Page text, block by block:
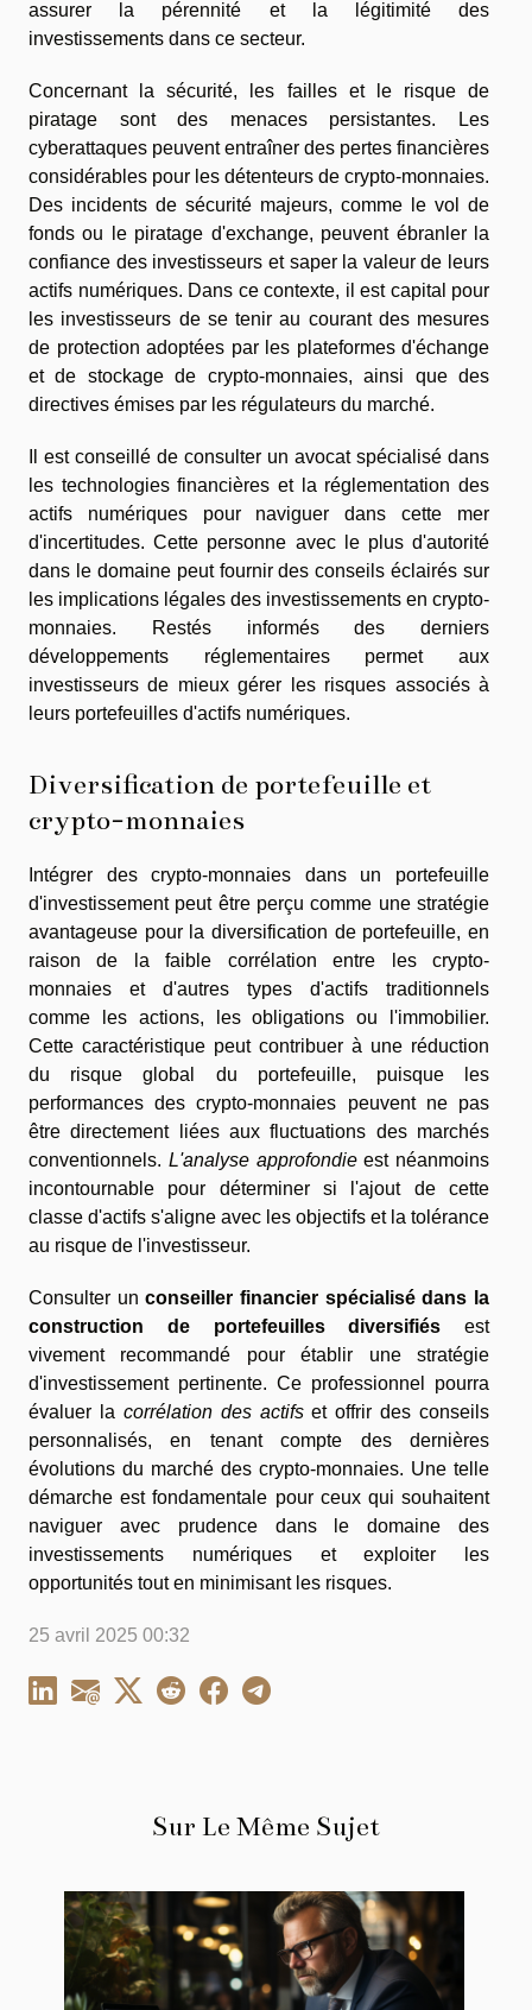
assurer la pérennité et la légitimité des
investissements dans ce secteur.
Concernant la sécurité, les failles et le risque de
piratage sont des menaces persistantes. Les
cyberattaques peuvent entraîner des pertes financières
considérables pour les détenteurs de crypto-monnaies.
Des incidents de sécurité majeurs, comme le vol de
fonds ou le piratage d'exchange, peuvent ébranler la
confiance des investisseurs et saper la valeur de leurs
actifs numériques. Dans ce contexte, il est capital pour
les investisseurs de se tenir au courant des mesures
de protection adoptées par les plateformes d'échange
et de stockage de crypto-monnaies, ainsi que des
directives émises par les régulateurs du marché.
Il est conseillé de consulter un avocat spécialisé dans
les technologies financières et la réglementation des
actifs numériques pour naviguer dans cette mer
d'incertitudes. Cette personne avec le plus d'autorité
dans le domaine peut fournir des conseils éclairés sur
les implications légales des investissements en crypto-
monnaies. Restés informés des derniers
développements réglementaires permet aux
investisseurs de mieux gérer les risques associés à
leurs portefeuilles d'actifs numériques.
Diversification de portefeuille et
crypto-monnaies
Intégrer des crypto-monnaies dans un portefeuille
d'investissement peut être perçu comme une stratégie
avantageuse pour la diversification de portefeuille, en
raison de la faible corrélation entre les crypto-
monnaies et d'autres types d'actifs traditionnels
comme les actions, les obligations ou l'immobilier.
Cette caractéristique peut contribuer à une réduction
du risque global du portefeuille, puisque les
performances des crypto-monnaies peuvent ne pas
être directement liées aux fluctuations des marchés
conventionnels. L'analyse approfondieest néanmoins
incontournable pour déterminer si l'ajout de cette
classe d'actifs s'aligne avec les objectifs et la tolérance
au risque de l'investisseur.
Consulter unconseiller financier spécialisé dans la
construction de portefeuilles diversifiés est
vivement recommandé pour établir une stratégie
d'investissement pertinente. Ce professionnel pourra
évaluer la corrélation des actifset offrir des conseils
personnalisés, en tenant compte des dernières
évolutions du marché des crypto-monnaies. Une telle
démarche est fondamentale pour ceux qui souhaitent
naviguer avec prudence dans le domaine des
investissements numériques et exploiter les
opportunités tout en minimisant les risques.
25 avril 2025 00:32
Sur Le Même Sujet